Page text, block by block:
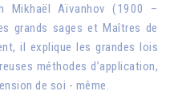
Mikhaël Aïvanhov (1900 –
grands sages et Maîtres de
il explique les grandes lois
méthodes d’application,
de soi - même.